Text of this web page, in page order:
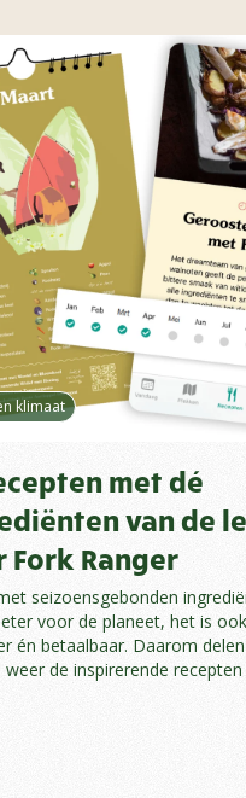
klimaat
met dé
van de
Fork Ranger
seizoensgebonden
voor de planeet, het is
én betaalbaar. Daarom
weer de inspirerende